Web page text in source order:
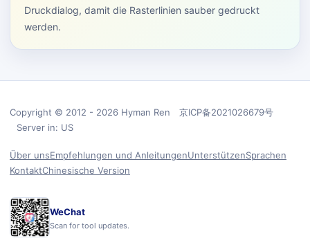
Druckdialog, damit die Rasterlinien sauber gedruckt
werden.
Copyright © 2012 - 2026 Hyman Ren 京ICP备2021026679号
Server in: US
Über unsEmpfehlungen und AnleitungenUnterstützenSprachen
KontaktChinesische Version
WeChat
Scan for tool updates.